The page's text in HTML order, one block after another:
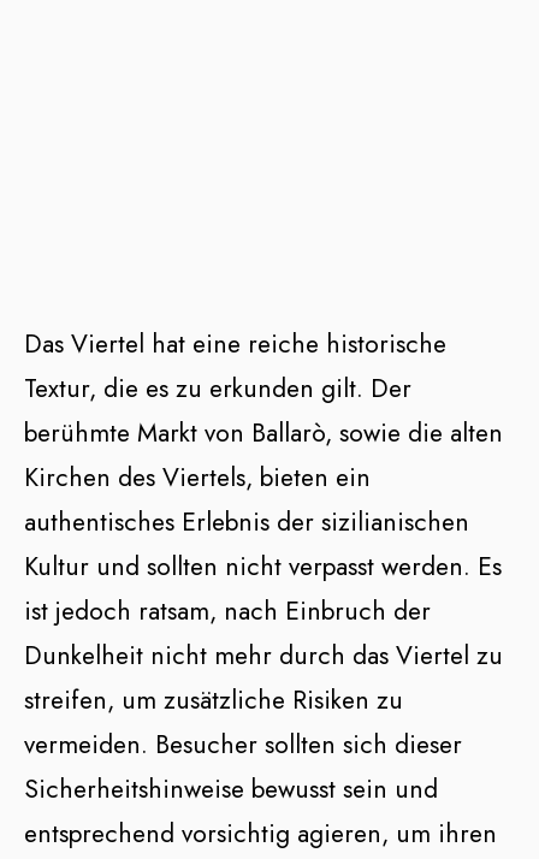
Das Viertel hat eine reiche historische
Textur, die es zu erkunden gilt. Der
berühmte Markt von Ballarò, sowie die alten
Kirchen des Viertels, bieten ein
authentisches Erlebnis der sizilianischen
Kultur und sollten nicht verpasst werden. Es
ist jedoch ratsam, nach Einbruch der
Dunkelheit nicht mehr durch das Viertel zu
streifen, um zusätzliche Risiken zu
vermeiden. Besucher sollten sich dieser
Sicherheitshinweise bewusst sein und
entsprechend vorsichtig agieren, um ihren